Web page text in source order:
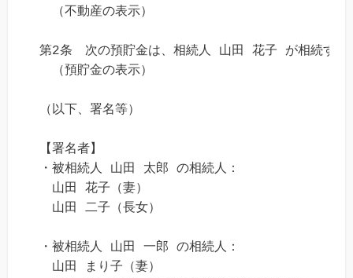
（不動産の表示）
第2条　次の預貯金は、相続人 山田 花子 が相続する
（預貯金の表示）
（以下、署名等）
【署名者】
・被相続人 山田 太郎 の相続人：
山田 花子（妻）
山田 二子（長女）
・被相続人 山田 一郎 の相続人：
山田 まり子（妻）